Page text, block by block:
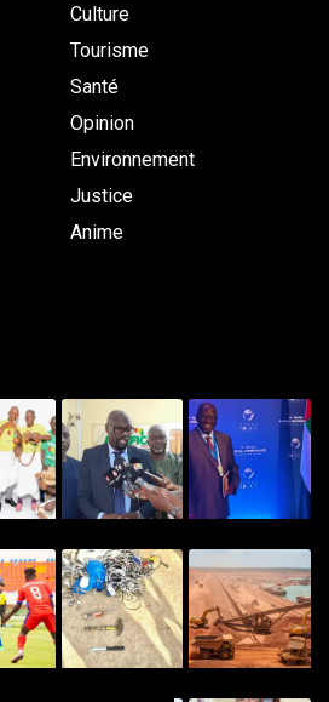
Culture
Tourisme
Santé
Opinion
Environnement
Justice
Anime